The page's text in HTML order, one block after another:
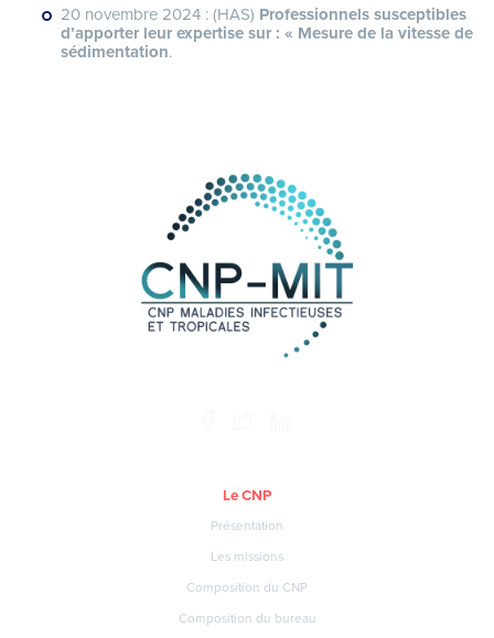
20 novembre 2024 : (HAS) Professionnels susceptibles
d’apporter leur expertise sur : « Mesure de la vitesse de
sédimentation.
Le CNP
Présentation
Les missions
Composition du CNP
Composition du bureau